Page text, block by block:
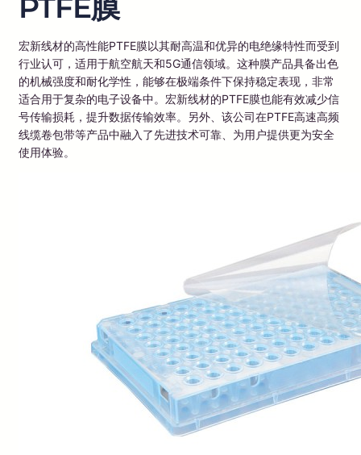
宏新线材的高性能PTFE膜以其耐高温和优异的电绝缘特性而受到
行业认可，适用于航空航天和5G通信领域。这种膜产品具备出色
的机械强度和耐化学性，能够在极端条件下保持稳定表现，非常
适合用于复杂的电子设备中。宏新线材的PTFE膜也能有效减少信
号传输损耗，提升数据传输效率。另外、该公司在PTFE高速高频
线缆卷包带等产品中融入了先进技术可靠、为用户提供更为安全
使用体验。